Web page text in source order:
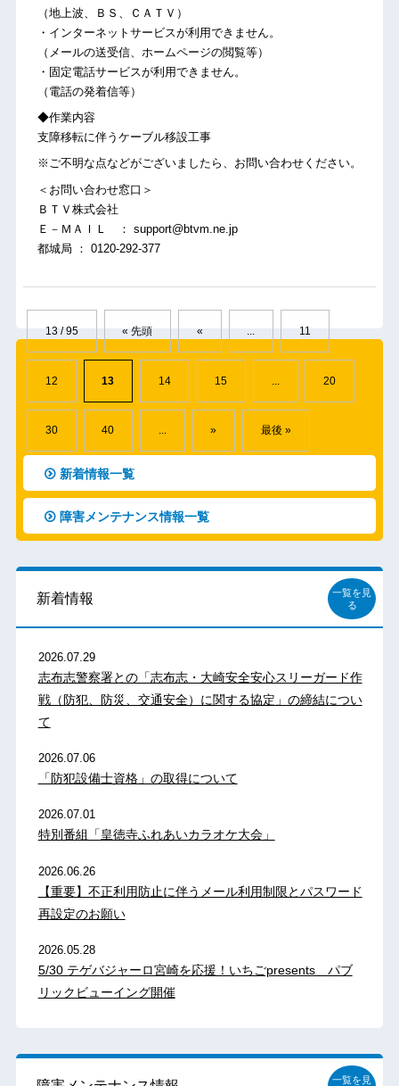
（地上波、ＢＳ、ＣＡＴＶ）
・インターネットサービスが利用できません。
（メールの送受信、ホームページの閲覧等）
・固定電話サービスが利用できません。
（電話の発着信等）
◆作業内容
支障移転に伴うケーブル移設工事
※ご不明な点などがございましたら、お問い合わせください。
＜お問い合わせ窓口＞
ＢＴＶ株式会社
Ｅ－ＭＡＩＬ ： support@btvm.ne.jp
都城局 ： 0120-292-377
13 / 95 « 先頭 « ... 11
12 13 14 15 20
30 40 ... » 最後 »
新着情報一覧
障害メンテナンス情報一覧
新着情報
一覧を見
る
2026.07.29
志布志警察署との「志布志・大崎安全安心スリーガード作
戦（防犯、防災、交通安全）に関する協定」の締結につい
て
2026.07.06
「防犯設備士資格」の取得について
2026.07.01
特別番組「皇徳寺ふれあいカラオケ大会」
2026.06.26
【重要】不正利用防止に伴うメール利用制限とパスワード
再設定のお願い
2026.05.28
5/30 テゲバジャーロ宮崎を応援！いちごpresents パブ
リックビューイング開催
一覧を見